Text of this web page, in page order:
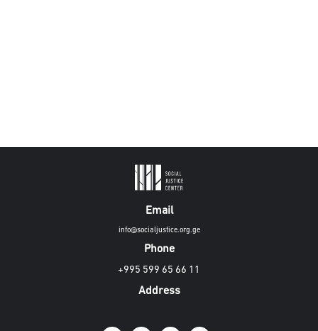
Email
info@socialjustice.org.ge
Phone
+995 599 65 66 11
Address